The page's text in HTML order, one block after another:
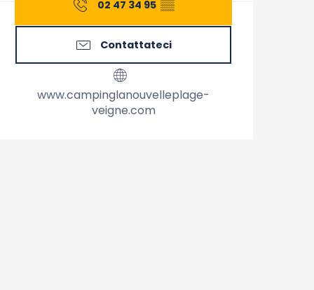
02 47 34 95 ▒▒
Contattateci
www.campinglanouvelleplage-
veigne.com